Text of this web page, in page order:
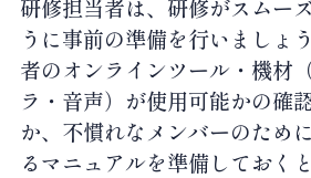
研修担当者は、研修がスムー
うに事前の準備を行いましょ
者のオンラインツール・機材
ラ・音声）が使用可能かの確
か、不慣れなメンバーのため
るマニュアルを準備しておく